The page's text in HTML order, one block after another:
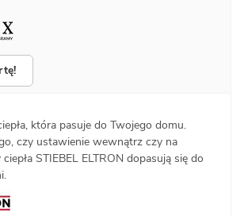
która pasuje do Twojego domu.
czy ustawienie wewnątrz czy na
STIEBEL ELTRON dopasują się do